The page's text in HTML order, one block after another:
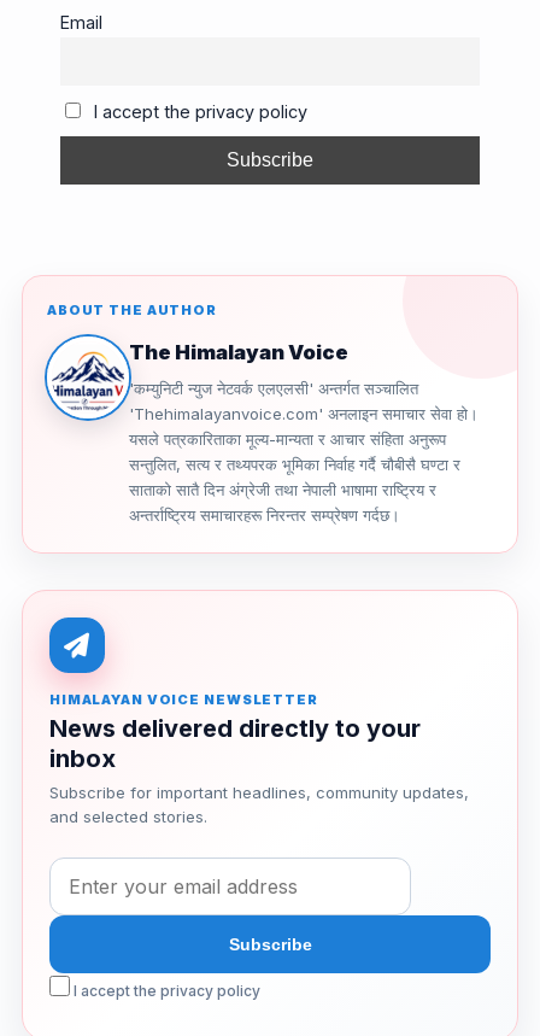
e
o
o
k
s
m n
k
Email
I accept the privacy policy
ABOUT THE AUTHOR
The Himalayan Voice
'कम्युनिटी न्युज नेटवर्क एलएलसी' अन्तर्गत सञ्चालित
'Thehimalayanvoice.com' अनलाइन समाचार सेवा हो।
यसले पत्रकारिताका मूल्य-मान्यता र आचार संहिता अनुरूप
सन्तुलित, सत्य र तथ्यपरक भूमिका निर्वाह गर्दै चौबीसै घण्टा र
साताको सातै दिन अंग्रेजी तथा नेपाली भाषामा राष्ट्रिय र
अन्तर्राष्ट्रिय समाचारहरू निरन्तर सम्प्रेषण गर्दछ।
HIMALAYAN VOICE NEWSLETTER
News delivered directly to your
inbox
Subscribe for important headlines, community updates,
and selected stories.
I accept the privacy policy